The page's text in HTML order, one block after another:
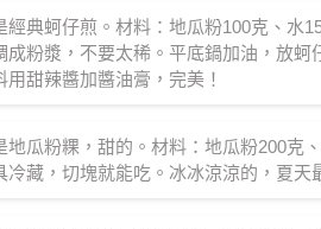
經典蚵仔煎。材料：地瓜粉100克、水
成粉漿，不要太稀。平底鍋加油，放
用甜辣醬加醬油膏，完美！
地瓜粉粿，甜的。材料：地瓜粉200克
冷藏，切塊就能吃。冰冰涼涼的，夏天